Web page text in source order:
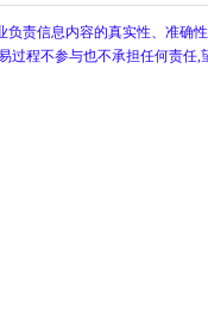
责信息内容的真实性、准确性
过程不参与也不承担任何责任,